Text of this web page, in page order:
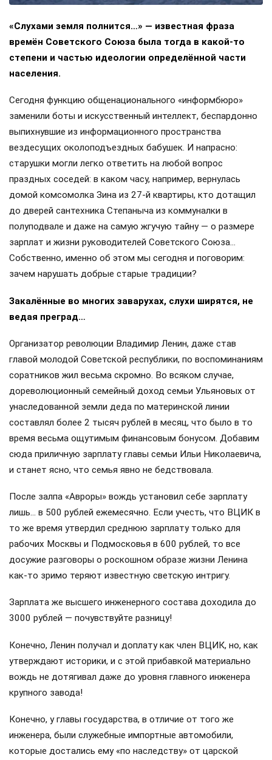
«Слухами земля полнится…» — известная фраза
времён Советского Союза была тогда в какой-то
степени и частью идеологии определённой части
населения.
Сегодня функцию общенационального «информбюро»
заменили боты и искусственный интеллект, беспардонно
выпихнувшие из информационного пространства
вездесущих околоподъездных бабушек. И напрасно:
старушки могли легко ответить на любой вопрос
праздных соседей: в каком часу, например, вернулась
домой комсомолка Зина из 27-й квартиры, кто дотащил
до дверей сантехника Степаныча из коммуналки в
полуподвале и даже на самую жгучую тайну — о размере
зарплат и жизни руководителей Советского Союза…
Собственно, именно об этом мы сегодня и поговорим:
зачем нарушать добрые старые традиции?
Закалённые во многих заварухах, слухи ширятся, не
ведая преград…
Организатор революции Владимир Ленин, даже став
главой молодой Советской республики, по воспоминаниям
соратников жил весьма скромно. Во всяком случае,
дореволюционный семейный доход семьи Ульяновых от
унаследованной земли деда по материнской линии
составлял более 2 тысяч рублей в месяц, что было в то
время весьма ощутимым финансовым бонусом. Добавим
сюда приличную зарплату главы семьи Ильи Николаевича,
и станет ясно, что семья явно не бедствовала.
После залпа «Авроры» вождь установил себе зарплату
лишь… в 500 рублей ежемесячно. Если учесть, что ВЦИК в
то же время утвердил среднюю зарплату только для
рабочих Москвы и Подмосковья в 600 рублей, то все
досужие разговоры о роскошном образе жизни Ленина
как-то зримо теряют известную светскую интригу.
Зарплата же высшего инженерного состава доходила до
3000 рублей — почувствуйте разницу!
Конечно, Ленин получал и доплату как член ВЦИК, но, как
утверждают историки, и с этой прибавкой материально
вождь не дотягивал даже до уровня главного инженера
крупного завода!
Конечно, у главы государства, в отличие от того же
инженера, были служебные импортные автомобили,
которые достались ему «по наследству» от царской